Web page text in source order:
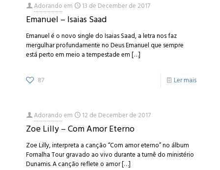
Adorandoem 13 de December de 2017
Emanuel – Isaias Saad
Emanuel é o novo single do Isaias Saad, a letra nos faz
mergulhar profundamente no Deus Emanuel que sempre
está perto em meio a tempestade em[…]
87 Ler mais
Adorandoem 12 de December de 2017
Zoe Lilly – Com Amor Eterno
Zoe Lilly, interpreta a canção “Com amor eterno” no álbum
Fornalha Tour gravado ao vivo durante a turnê do ministério
Dunamis. A canção reflete o amor[…]